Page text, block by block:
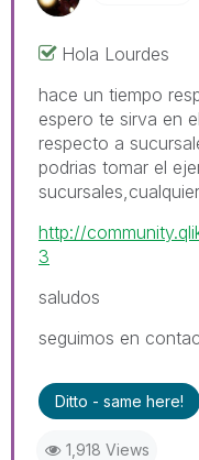
Hola Lourdes
hace un tiempo
espero te sirva en
respecto a
podrias tomar el
http://
3
saludos
seguimos en
Ditto - same here!
1,918 Views